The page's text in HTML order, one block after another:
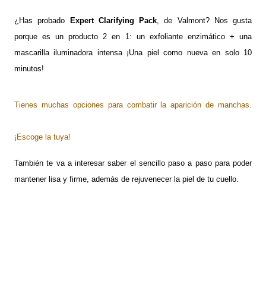
¿Has probado Expert Clarifying Pack , de Valmont? Nos gusta
porque es un producto 2 en 1: un exfoliante enzimático + una
mascarilla iluminadora intensa ¡Una piel como nueva en solo 10
minutos!
Tienes muchas opciones para combatir la aparición de manchas.
¡Escoge la tuya!
También te va a interesar saber el sencillo paso a paso para poder
mantener lisa y firme, además de rejuvenecer la piel de tu cuello